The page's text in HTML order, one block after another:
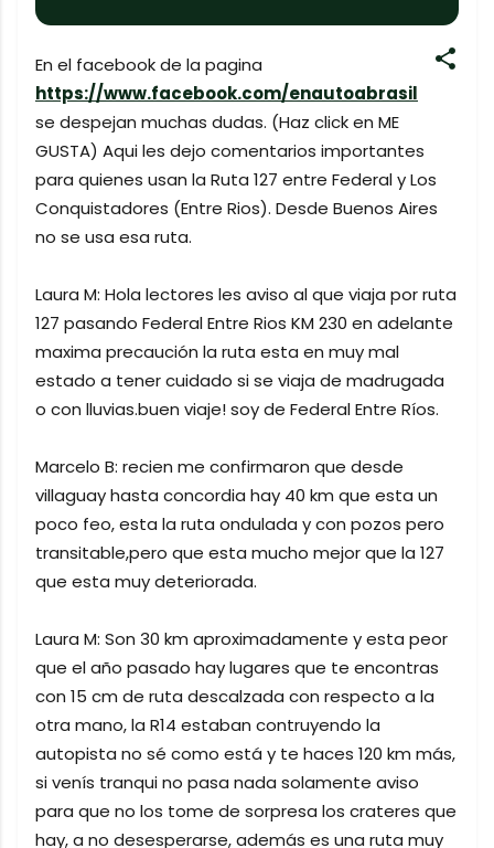
En el facebook de la pagina
https://www.facebook.com/enautoabrasil
se despejan muchas dudas. (Haz click en ME
GUSTA) Aqui les dejo comentarios importantes
para quienes usan la Ruta 127 entre Federal y Los
Conquistadores (Entre Rios). Desde Buenos Aires
no se usa esa ruta.
Laura M: Hola lectores les aviso al que viaja por ruta
127 pasando Federal Entre Rios KM 230 en adelante
maxima precaución la ruta esta en muy mal
estado a tener cuidado si se viaja de madrugada
o con lluvias.buen viaje! soy de Federal Entre Ríos.
Marcelo B: recien me confirmaron que desde
villaguay hasta concordia hay 40 km que esta un
poco feo, esta la ruta ondulada y con pozos pero
transitable,pero que esta mucho mejor que la 127
que esta muy deteriorada.
Laura M: Son 30 km aproximadamente y esta peor
que el año pasado hay lugares que te encontras
con 15 cm de ruta descalzada con respecto a la
otra mano, la R14 estaban contruyendo la
autopista no sé como está y te haces 120 km más,
si venís tranqui no pasa nada solamente aviso
para que no los tome de sorpresa los crateres que
hay, a no desesperarse, además es una ruta muy